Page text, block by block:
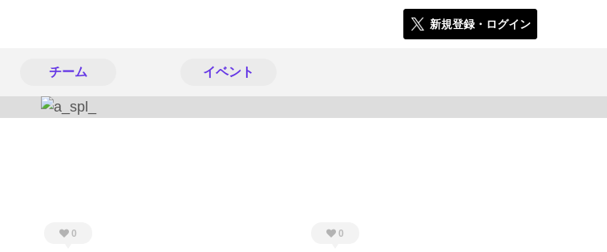
新規登録・ログイン
チーム イベント
0 0